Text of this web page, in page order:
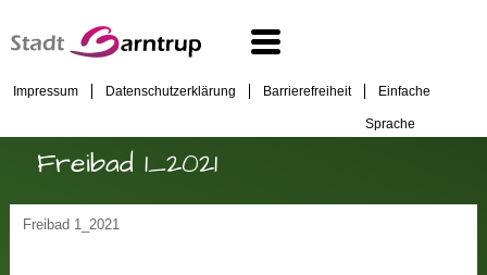
Impressum Datenschutzerklärung Barrierefreiheit Einfache
Sprache
Freibad 1_2021
Freibad 1_2021